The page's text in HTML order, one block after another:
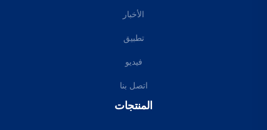
الأخبار
تطبيق
فيديو
اتصل بنا
المنتجات